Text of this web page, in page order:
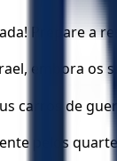
Prepare a
embora
carros de
pelos